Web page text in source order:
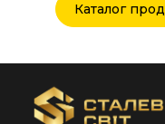
Каталог